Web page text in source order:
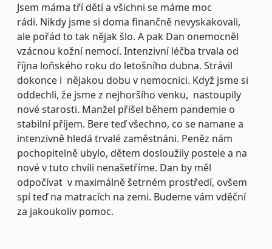
Jsem máma tří dětí a všichni se máme moc
rádi. Nikdy jsme si doma finančně nevyskakovali,
ale pořád to tak nějak šlo. A pak Dan onemocněl
vzácnou kožní nemocí. Intenzivní léčba trvala od
října loňského roku do letošního dubna. Strávil
dokonce i nějakou dobu v nemocnici. Když jsme si
oddechli, že jsme z nejhoršího venku, nastoupily
nové starosti. Manžel přišel během pandemie o
stabilní příjem. Bere teď všechno, co se namane a
intenzivně hledá trvalé zaměstnáni. Peněz nám
pochopitelně ubylo, dětem dosloužily postele a na
nové v tuto chvíli nenašetříme. Dan by měl
odpočívat v maximálně šetrném prostředí, ovšem
spí teď na matracích na zemi. Budeme vám vděční
za jakoukoliv pomoc.